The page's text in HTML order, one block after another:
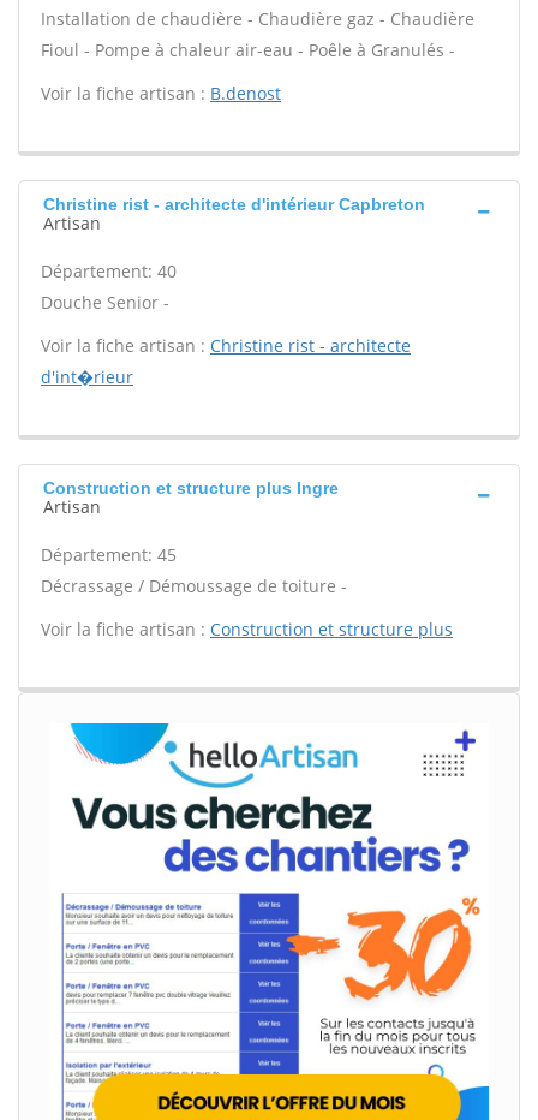
Installation de chaudière - Chaudière gaz - Chaudière
Fioul - Pompe à chaleur air-eau - Poêle à Granulés -
Voir la fiche artisan : B.denost
Christine rist - architecte d'intérieur Capbreton
Artisan
Département: 40
Douche Senior -
Voir la fiche artisan : Christine rist - architecte
d'int�rieur
Construction et structure plus Ingre
Artisan
Département: 45
Décrassage / Démoussage de toiture -
Voir la fiche artisan : Construction et structure plus